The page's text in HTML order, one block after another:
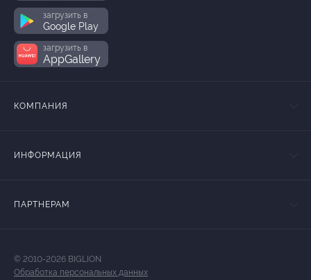
загрузить в
Google Play
загрузить в
AppGallery
КОМПАНИЯ
ИНФОРМАЦИЯ
ПАРТНЕРАМ
© 2010-2026 BIGLION
Обработка персональных данных